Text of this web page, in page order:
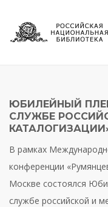
ЮБИЛЕЙНЫЙ
СЛУЖБЕ
В рамках
конференции
Москве состоялся
службе российской и